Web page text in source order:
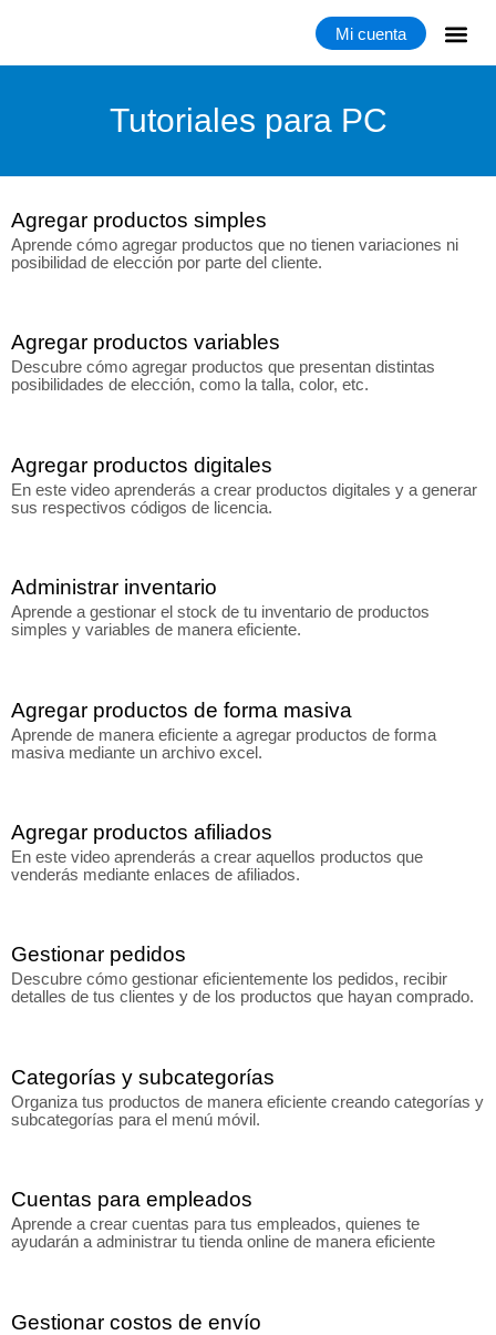
Mi cuenta
Tutoriales para PC
Agregar productos simples
Aprende cómo agregar productos que no tienen variaciones ni
posibilidad de elección por parte del cliente.
Agregar productos variables
Descubre cómo agregar productos que presentan distintas
posibilidades de elección, como la talla, color, etc.
Agregar productos digitales
En este video aprenderás a crear productos digitales y a generar
sus respectivos códigos de licencia.
Administrar inventario
Aprende a gestionar el stock de tu inventario de productos
simples y variables de manera eficiente.
Agregar productos de forma masiva
Aprende de manera eficiente a agregar productos de forma
masiva mediante un archivo excel.
Agregar productos afiliados
En este video aprenderás a crear aquellos productos que
venderás mediante enlaces de afiliados.
Gestionar pedidos
Descubre cómo gestionar eficientemente los pedidos, recibir
detalles de tus clientes y de los productos que hayan comprado.
Categorías y subcategorías
Organiza tus productos de manera eficiente creando categorías y
subcategorías para el menú móvil.
Cuentas para empleados
Aprende a crear cuentas para tus empleados, quienes te
ayudarán a administrar tu tienda online de manera eficiente
Gestionar costos de envío